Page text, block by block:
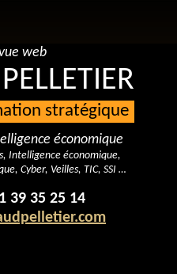
web
stratégique
économique
Intelligence économique,
Cyber, Veilles, TIC, SSI …
39 35 25 14